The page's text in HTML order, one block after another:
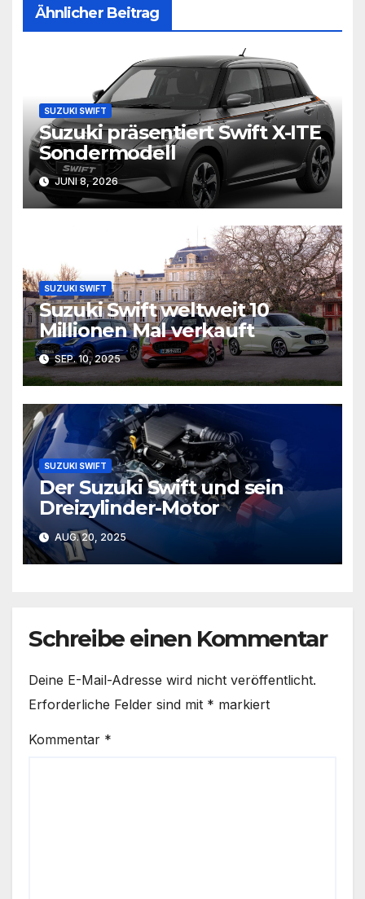
Ähnlicher Beitrag
SUZUKI SWIFT
Suzuki präsentiert Swift X-ITE
Sondermodell
JUNI 8, 2026
SUZUKI SWIFT
Suzuki Swift weltweit 10
Millionen Mal verkauft
SEP. 10, 2025
SUZUKI SWIFT
Der Suzuki Swift und sein
Dreizylinder-Motor
AUG. 20, 2025
Schreibe einen Kommentar
Deine E-Mail-Adresse wird nicht veröffentlicht.
Erforderliche Felder sind mit * markiert
Kommentar *